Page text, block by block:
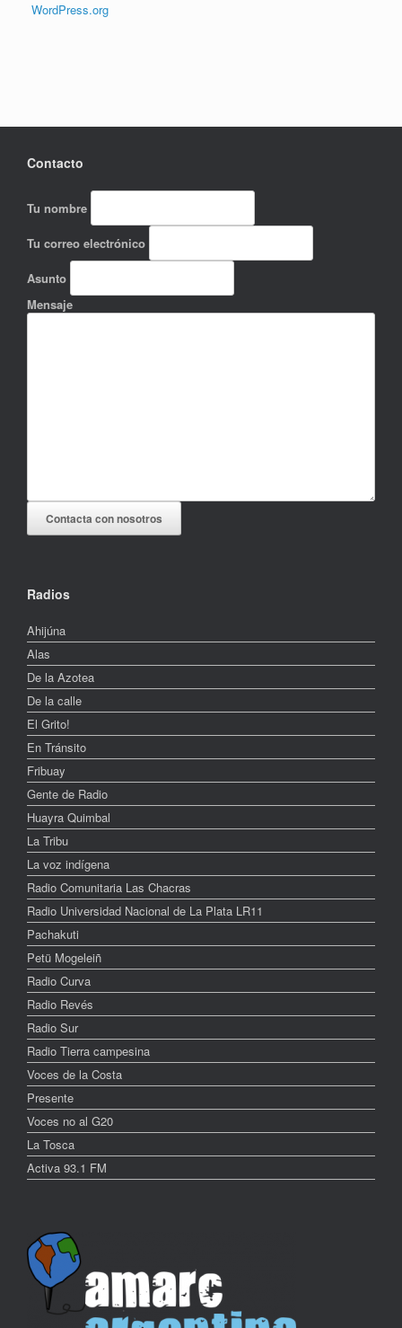
WordPress.org
Contacto
Tu nombre
Tu correo electrónico
Asunto
Mensaje
Contacta con nosotros
Radios
Ahijúna
Alas
De la Azotea
De la calle
El Grito!
En Tránsito
Fribuay
Gente de Radio
Huayra Quimbal
La Tribu
La voz indígena
Radio Comunitaria Las Chacras
Radio Universidad Nacional de La Plata LR11
Pachakuti
Petü Mogeleiñ
Radio Curva
Radio Revés
Radio Sur
Radio Tierra campesina
Voces de la Costa
Presente
Voces no al G20
La Tosca
Activa 93.1 FM